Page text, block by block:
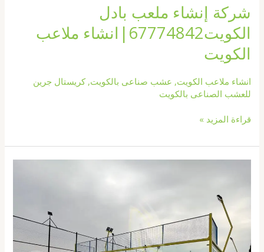
شركة إنشاء ملعب بادل
الكويت67774842|انشاء ملاعب
الكويت
انشاء ملاعب الكويت, عشب صناعى بالكويت,كريستال جرين
للعشب الصناعى بالكويت
قراءة المزيد »
ملاعب
الكويت